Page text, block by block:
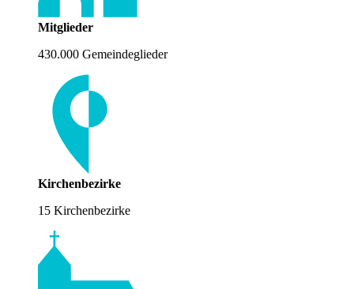
Mitglieder
430.000 Gemeindeglieder
Kirchenbezirke
15 Kirchenbezirke